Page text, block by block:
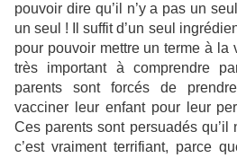
pouvoir dire qu’il n’y a pas un
un seul ! Il suffit d’un seul
pour pouvoir mettre un terme à la
très important à comprendre
parents sont forcés de
vacciner leur enfant pour leur
Ces parents sont persuadés qu’il
c’est vraiment terrifiant, parce